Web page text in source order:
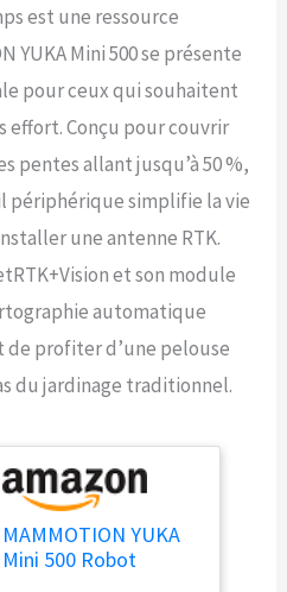
est une ressource
YUKA Mini 500 se présente
pour ceux qui souhaitent
effort. Conçu pour couvrir
pentes allant jusqu’à 50 %,
périphérique simplifie la vie
une antenne RTK.
et son module
automatique
profiter d’une pelouse
du jardinage traditionnel.
MAMMOTION YUKA
Mini 500 Robot